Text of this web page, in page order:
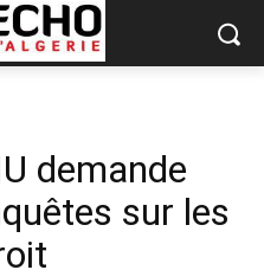
demande
sur les